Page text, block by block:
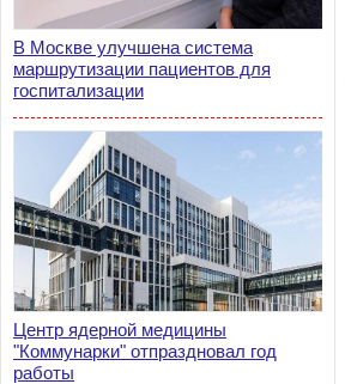
В Москве улучшена система
маршрутизации пациентов для
госпитализации
Центр ядерной медицины
"Коммунарки" отпраздновал год
работы